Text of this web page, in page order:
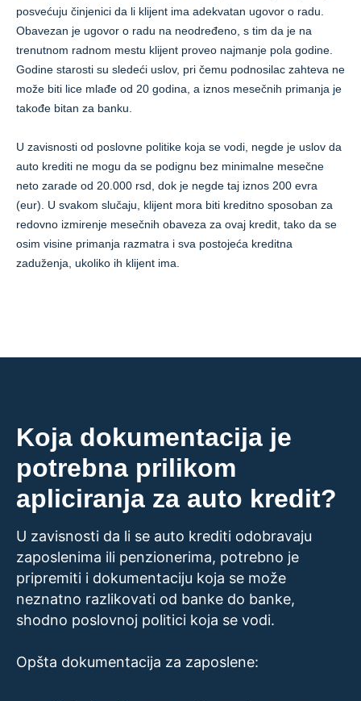
posvećuju činjenici da li klijent ima adekvatan ugovor o radu.
Obavezan je ugovor o radu na neodređeno, s tim da je na
trenutnom radnom mestu klijent proveo najmanje pola godine.
Godine starosti su sledeći uslov, pri čemu podnosilac zahteva ne
može biti lice mlađe od 20 godina, a iznos mesečnih primanja je
takođe bitan za banku.
U zavisnosti od poslovne politike koja se vodi, negde je uslov da
auto krediti ne mogu da se podignu bez minimalne mesečne
neto zarade od 20.000 rsd, dok je negde taj iznos 200 evra
(eur). U svakom slučaju, klijent mora biti kreditno sposoban za
redovno izmirenje mesečnih obaveza za ovaj kredit, tako da se
osim visine primanja razmatra i sva postojeća kreditna
zaduženja, ukoliko ih klijent ima.
Koja dokumentacija je
potrebna prilikom
apliciranja za auto kredit?
U zavisnosti da li se auto krediti odobravaju
zaposlenima ili penzionerima, potrebno je
pripremiti i dokumentaciju koja se može
neznatno razlikovati od banke do banke,
shodno poslovnoj politici koja se vodi.
Opšta dokumentacija za zaposlene: